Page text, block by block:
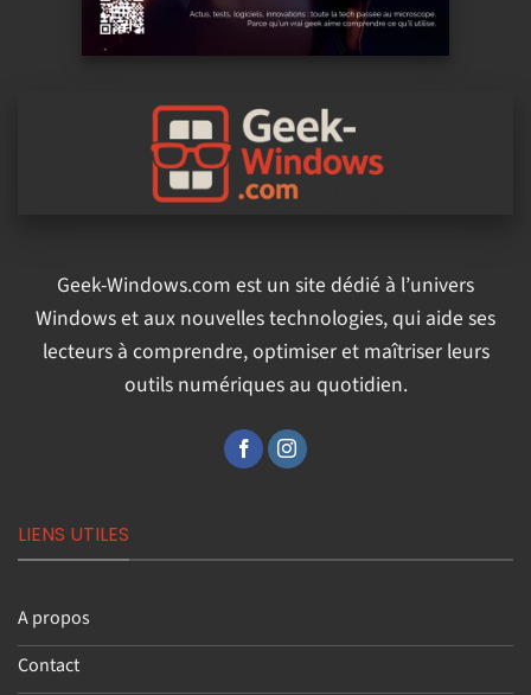
Geek-Windows.com est un site dédié à l’univers
Windows et aux nouvelles technologies, qui aide ses
lecteurs à comprendre, optimiser et maîtriser leurs
outils numériques au quotidien.
LIENS UTILES
A propos
Contact